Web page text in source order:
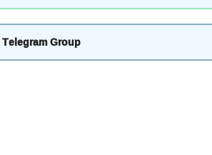
Telegram Group